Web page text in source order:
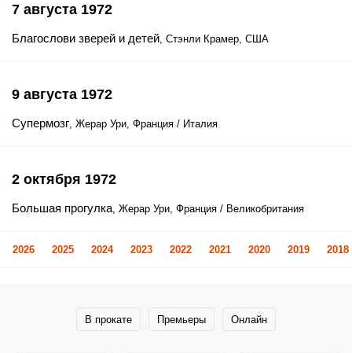
7 августа 1972
Благослови зверей и детей, Стэнли Крамер, США
9 августа 1972
Супермозг, Жерар Ури, Франция / Италия
2 октября 1972
Большая прогулка, Жерар Ури, Франция / Великобритания
2026 2025 2024 2023 2022 2021 2020 2019 2018
В прокате Премьеры Онлайн